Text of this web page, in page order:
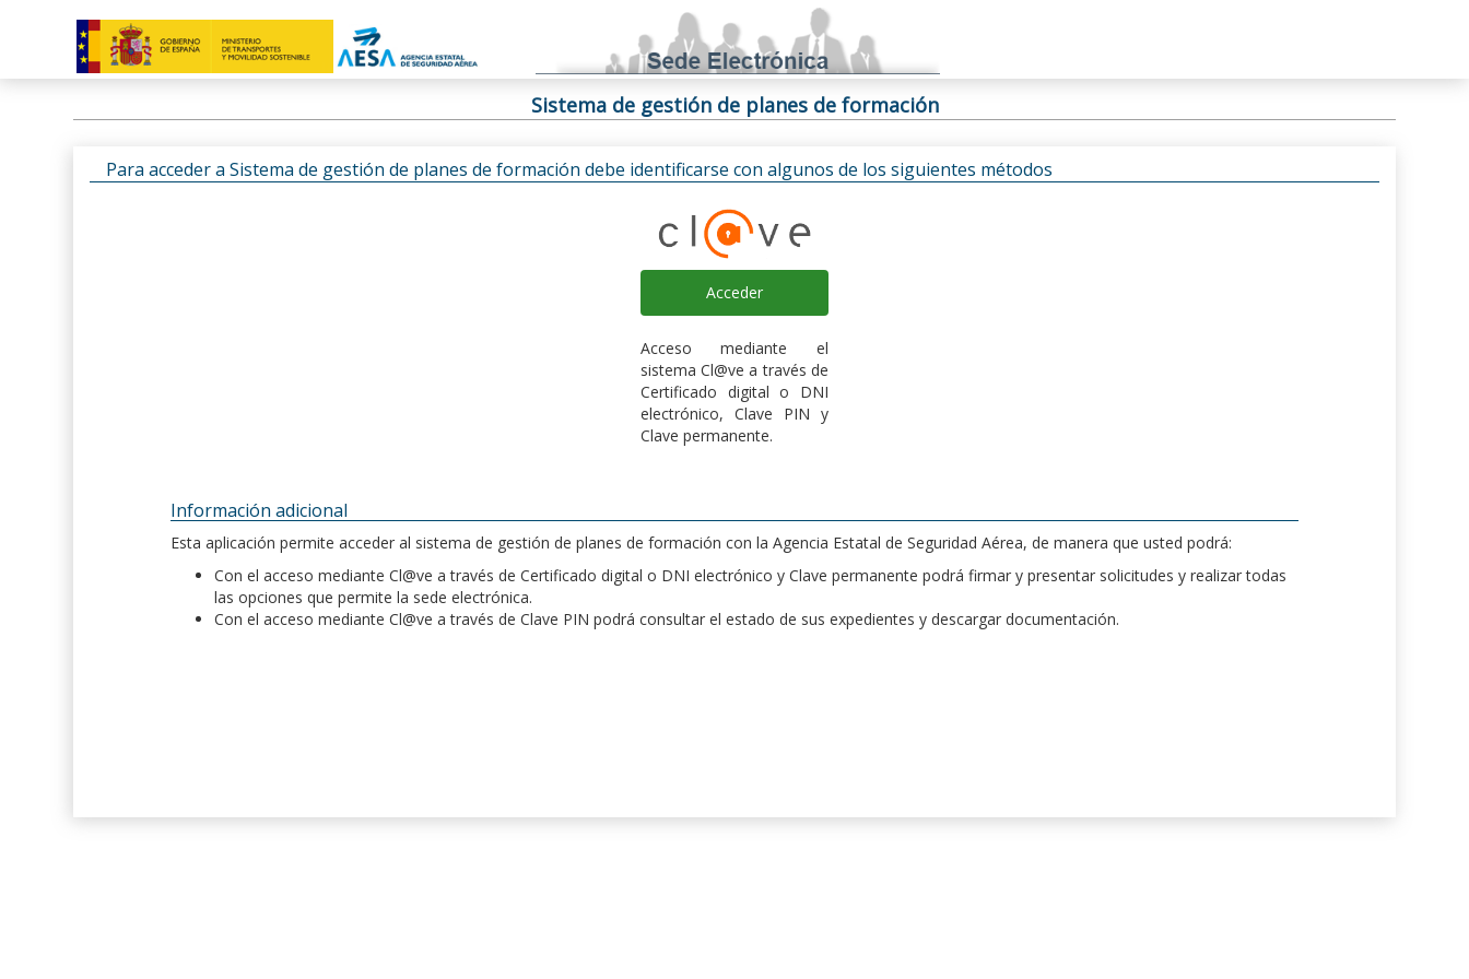
Sistema de gestión de planes de formación
Para acceder a Sistema de gestión de planes de formación debe identificarse con algunos de los siguientes métodos
Acceder
Acceso mediante el
sistema Cl@ve a través de
Certificado digital o DNI
electrónico, Clave PIN y
Clave permanente.
Información adicional
Esta aplicación permite acceder al sistema de gestión de planes de formación con la Agencia Estatal de Seguridad Aérea, de manera que usted podrá:
Con el acceso mediante Cl@ve a través de Certificado digital o DNI electrónico y Clave permanente podrá firmar y presentar solicitudes y realizar todas
las opciones que permite la sede electrónica.
Con el acceso mediante Cl@ve a través de Clave PIN podrá consultar el estado de sus expedientes y descargar documentación.